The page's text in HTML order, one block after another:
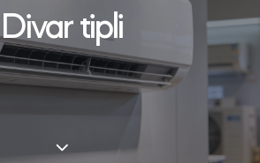
Divar tipli